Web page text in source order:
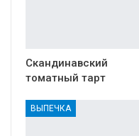
Скандинавский
томатный тарт
ВЫПЕЧКА